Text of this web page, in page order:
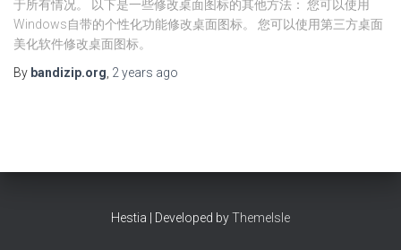
于所有情况。 以下是一些修改桌面图标的其他方法： 您可以使用
Windows自带的个性化功能修改桌面图标。 您可以使用第三方桌面
美化软件修改桌面图标。
By bandizip.org 2 years ago
Hestia | Developed byThemeIsle